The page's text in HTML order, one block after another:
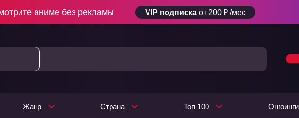
аниме без рекламы VIP подписка от 200 ₽ /мес
Жанр Страна Топ 100 Онгоинги